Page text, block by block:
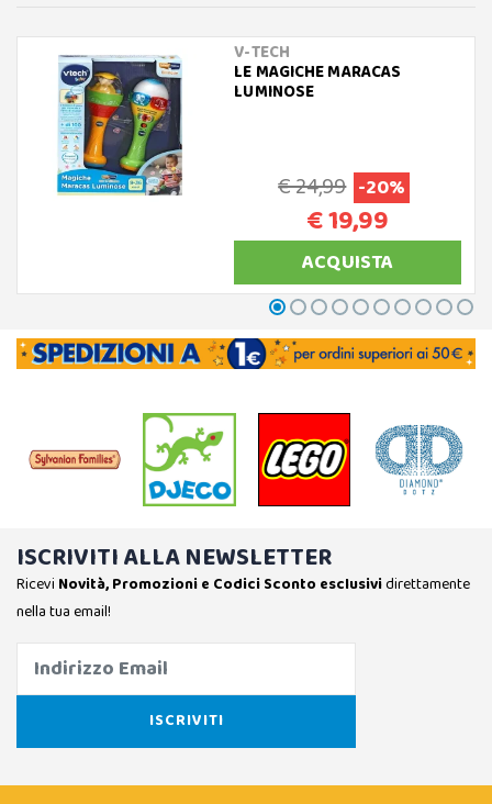
V-TECH
LE MAGICHE MARACAS
LUMINOSE
€ 24,99 -20%
€ 19,99
ACQUISTA
ISCRIVITI ALLA NEWSLETTER
Ricevi Novità, Promozioni e Codici Sconto esclusividirettamente
nella tua email!